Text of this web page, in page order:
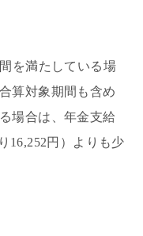
を満たしている場
算対象期間も含め
場合は、年金支給
16,252円）よりも少